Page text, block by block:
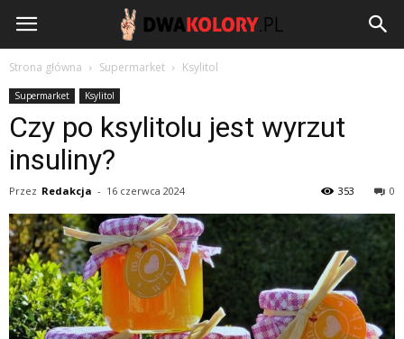
DwaKolory.pl
Strona główna Supermarket Ksylitol
Supermarket Ksylitol
Czy po ksylitolu jest wyrzut
insuliny?
Przez Redakcja - 16 czerwca 2024 0
353